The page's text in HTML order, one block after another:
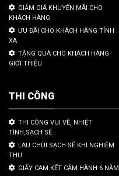
GIẢM GIÁ KHUYẾN MÃI CHO
KHÁCH HÀNG
ƯU ĐÃI CHO KHÁCH HÀNG TỈNH
XA
TẶNG QUÀ CHO KHÁCH HÀNG
GIỚI THIỆU
THI CÔNG
THI CÔNG VUI VẼ, NHIỆT
TÌNH,SẠCH SẼ
LAU CHÙI SẠCH SẼ KHI NGHIỆM
THU
GIẤY CAM KẾT CẢM HÀNH 6 NĂM